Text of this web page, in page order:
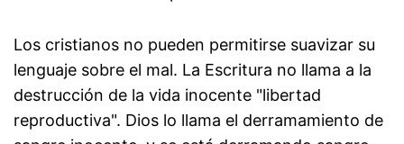
Los cristianos no pueden permitirse suavizar su
lenguaje sobre el mal. La Escritura no llama a la
destrucción de la vida inocente "libertad
reproductiva". Dios lo llama el derramamiento de